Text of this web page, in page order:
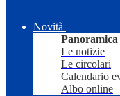
Novità
Panoramica
Le notizie
Le circolari
Calendario
Albo online